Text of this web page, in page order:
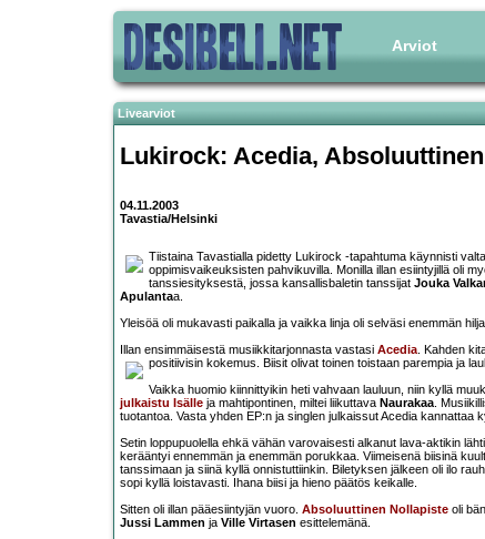
Arviot
Livearviot
Lukirock: Acedia,
04.11.2003
Tavastia/Helsinki
Tiistaina Tavastialla pidetty Lukirock -tapahtuma käynnisti
oppimisvaikeuksisten pahvikuvilla. Monilla illan esiintyjillä oli
tanssiesityksestä, jossa kansallisbaletin tanssijat Jouka
Apulantaa.
Yleisöä oli mukavasti paikalla ja vaikka linja oli selväsi enemmän
Illan ensimmäisestä musiikkitarjonnasta vastasi Acedia. Kahden
positiivisin kokemus. Biisit olivat toinen toistaan parempia ja
Vaikka huomio kiinnittyikin heti vahvaan lauluun, niin kyllä
julkaistu Isälle ja mahtipontinen, miltei liikuttava Naurakaa.
tuotantoa. Vasta yhden EP:n ja singlen julkaissut Acedia kannattaa
Setin loppupuolella ehkä vähän varovaisesti alkanut lava-aktikin
kerääntyi ennemmän ja enemmän porukkaa. Viimeisenä biisinä
tanssimaan ja siinä kyllä onnistuttiinkin. Biletyksen jälkeen oli ilo
sopi kyllä loistavasti. Ihana biisi ja hieno päätös keikalle.
Sitten oli illan pääesiintyjän vuoro. Absoluuttinen Nollapiste oli
Jussi Lammen ja Ville Virtasen esittelemänä.